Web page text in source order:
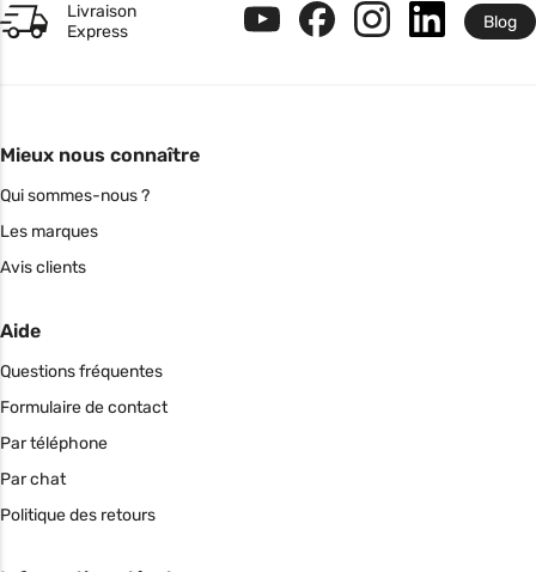
Livraison
Express
Blog
Mieux nous connaître
Qui sommes-nous ?
Les marques
Avis clients
Aide
Questions fréquentes
Formulaire de contact
Par téléphone
Par chat
Politique des retours